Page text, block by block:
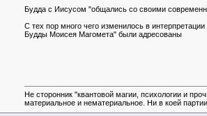
Будда с Иисусом "общались со своими
С тех пор много чего изменилось в
Будды Моисея Магомета" были адресованы
Не сторонник "квантовой магии, психологии и
материальное и нематериальное. Ни в коей